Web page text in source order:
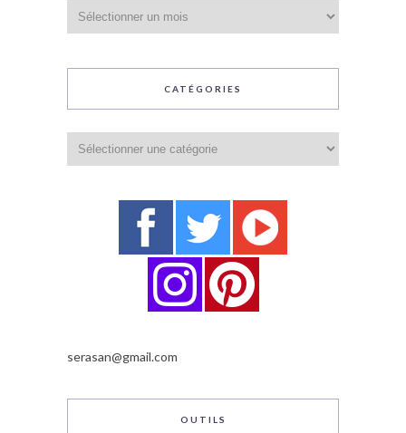
CATÉGORIES
serasan@gmail.com
OUTILS